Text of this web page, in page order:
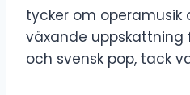
tycker om operamusik
växande uppskattning
och svensk pop, tack